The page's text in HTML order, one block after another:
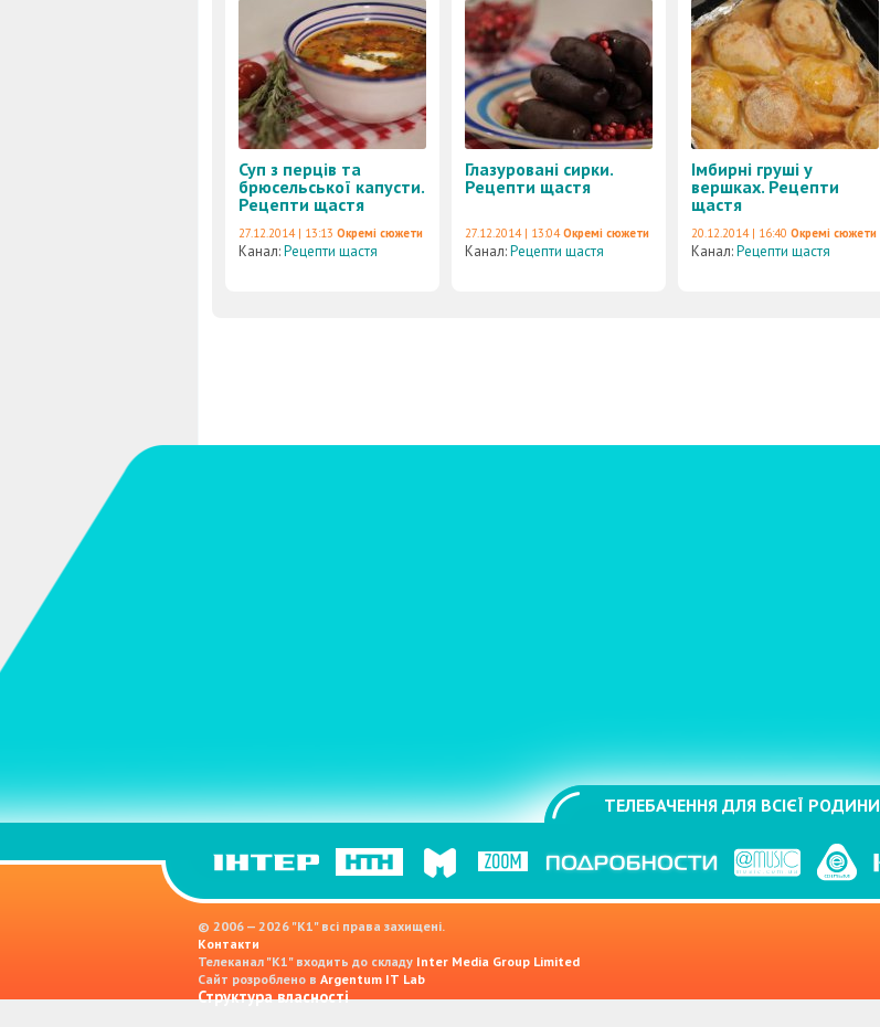
Суп з перців та
брюсельської капусти.
Рецепти щастя
27.12.2014 | 13:13 Окремі сюжети
Канал:Рецепти щастя
Глазуровані сирки.
Рецепти щастя
27.12.2014 | 13:04 Окремі сюжети
Канал:Рецепти щастя
Імбирні груші у
вершках. Рецепти
щастя
20.12.2014 | 16:40 Окремі сюжети
Канал:Рецепти щастя
ТЕЛЕБАЧЕННЯ ДЛЯ ВСІЄЇ РОДИНИ
© 2006 — 2026 "K1" всі права захищені.
Контакти
Телеканал "К1" входить до складу Inter Media Group Limited
Сайт розроблено в Argentum IT Lab
Структура власності